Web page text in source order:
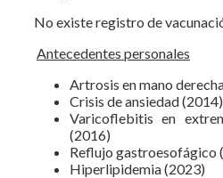
No existe registro de
Antecedentes personales
Artrosis en mano
Crisis de ansiedad (2014)
Varicoflebitis en
(2016)
Reflujo gastroesofágico
Hiperlipidemia (2023)